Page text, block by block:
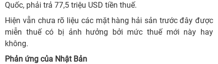
Quốc, phải trả 77,5 triệu USD tiền thuế.
Hiện vẫn chưa rõ liệu các mặt hàng hải sản trước đây được
miễn thuế có bị ảnh hưởng bởi mức thuế mới này hay
không.
Phản ứng của Nhật Bản